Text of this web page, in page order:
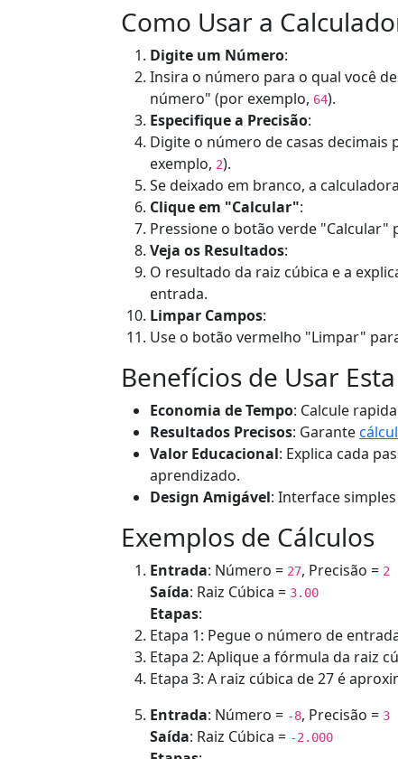
Como Usar a
Digite um Número:
Insira o número para o qual você
número" (por exemplo, 64).
Especifique a Precisão:
Digite o número de casas
exemplo, 2).
Se deixado em branco, a
Clique em "Calcular":
Pressione o botão verde "Calcular"
Veja os Resultados:
O resultado da raiz cúbica e a
entrada.
Limpar Campos:
Use o botão vermelho "Limpar"
Benefícios de Usar
Economia de Tempo: Calcule
Resultados Precisos: Garante
Valor Educacional: Explica cada
aprendizado.
Design Amigável: Interface
Exemplos de Cálculos
Entrada: Número = 27, Precisão = 2
Saída: Raiz Cúbica = 3.00
Etapas:
Etapa 1: Pegue o número de
Etapa 2: Aplique a fórmula da raiz
Etapa 3: A raiz cúbica de 27 é
Entrada: Número = -8, Precisão = 3
Saída: Raiz Cúbica = -2.000